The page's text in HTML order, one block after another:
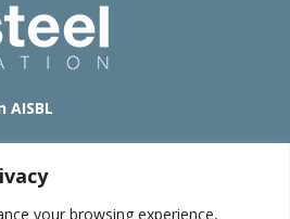
your browsing experience,